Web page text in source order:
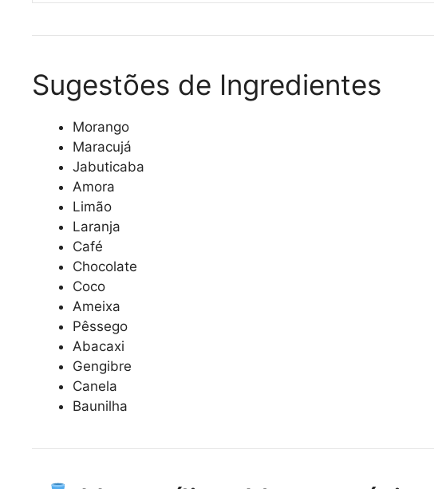
Sugestões de Ingredientes
Morango
Maracujá
Jabuticaba
Amora
Limão
Laranja
Café
Chocolate
Coco
Ameixa
Pêssego
Abacaxi
Gengibre
Canela
Baunilha